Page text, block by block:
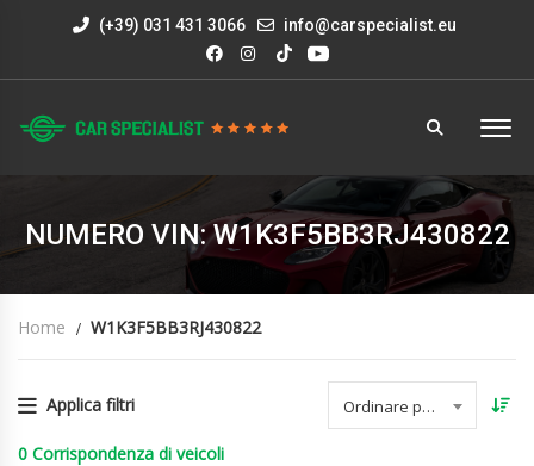
(+39) 031 431 3066 info@carspecialist.eu
NUMERO VIN: W1K3F5BB3RJ430822
Home W1K3F5BB3RJ430822
Applica filtri Ordinare per data
0 Corrispondenza di veicoli